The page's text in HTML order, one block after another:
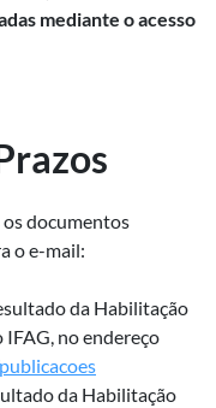
mediante o acesso
os documentos
o e-mail:
da Habilitação
IFAG, no endereço
da Habilitação